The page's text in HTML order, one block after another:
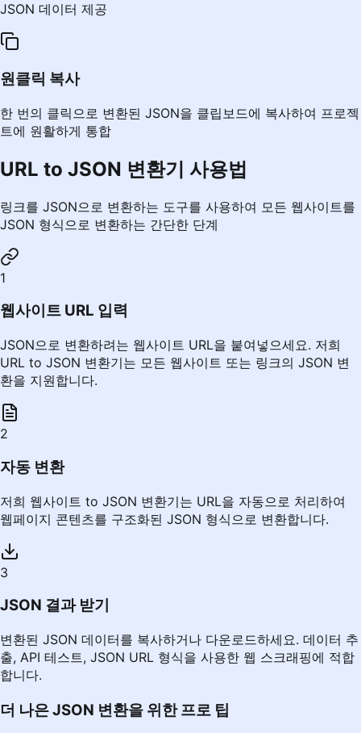
JSON 데이터 제공
원클릭 복사
한 번의 클릭으로 변환된 JSON을 클립보드에 복사하여 프로젝
트에 원활하게 통합
URL to JSON 변환기 사용법
링크를 JSON으로 변환하는 도구를 사용하여 모든 웹사이트를
JSON 형식으로 변환하는 간단한 단계
1
웹사이트 URL 입력
JSON으로 변환하려는 웹사이트 URL을 붙여넣으세요. 저희
URL to JSON 변환기는 모든 웹사이트 또는 링크의 JSON 변
환을 지원합니다.
2
자동 변환
저희 웹사이트 to JSON 변환기는 URL을 자동으로 처리하여
웹페이지 콘텐츠를 구조화된 JSON 형식으로 변환합니다.
3
JSON 결과 받기
변환된 JSON 데이터를 복사하거나 다운로드하세요. 데이터 추
출, API 테스트, JSON URL 형식을 사용한 웹 스크래핑에 적합
합니다.
더 나은 JSON 변환을 위한 프로 팁